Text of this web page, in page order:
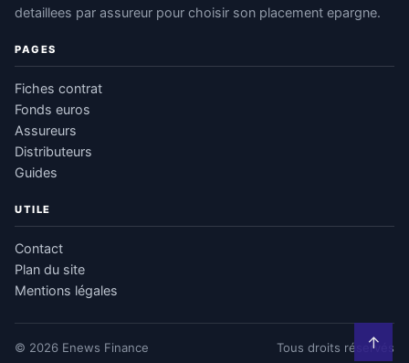
detaillees par assureur pour choisir son placement epargne.
PAGES
Fiches contrat
Fonds euros
Assureurs
Distributeurs
Guides
UTILE
Contact
Plan du site
Mentions légales
© 2026 Enews Finance Tous droits réservés
↑